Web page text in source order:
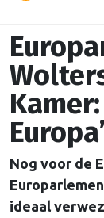
Nog voor de
ideaal